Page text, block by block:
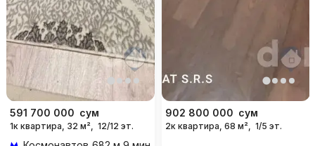
591 700 000 сум
1к квартира, 32 м², 12/12 эт.
902 800 000 сум
2к квартира, 68 м², 1/5 эт.